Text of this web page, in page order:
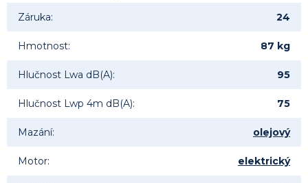
Záruka: 24
Hmotnost: 87 kg
Hlučnost Lwa dB(A): 95
Hlučnost Lwp 4m dB(A): 75
Mazání: olejový
Motor: elektrický